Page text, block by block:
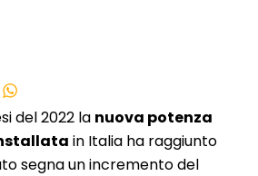
Email
del 2022 la nuova potenza
in Italia ha raggiunto
segna un incremento del